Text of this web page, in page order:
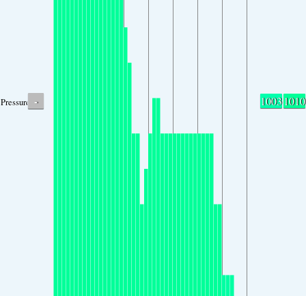
Pressure - 10031010